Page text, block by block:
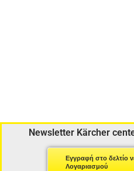
Newsletter Kärcher
Εγγραφή στο δελτίο
Λογαριασμού